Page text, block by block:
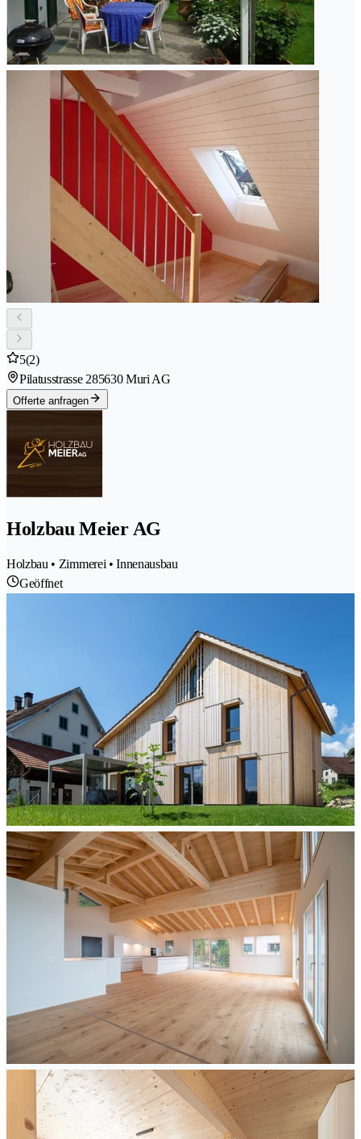
5(2)
Pilatusstrasse 285630 Muri AG
Offerte anfragen
Holzbau Meier AG
Holzbau • Zimmerei • Innenausbau
Geöffnet